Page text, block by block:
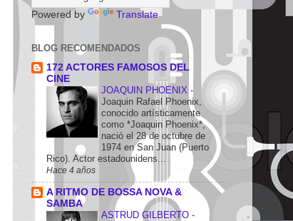
Powered by Translate
BLOG RECOMENDADOS
172 ACTORES FAMOSOS DEL
CINE
JOAQUIN PHOENIX -
Joaquin Rafael Phoenix,
conocido artísticamente
como *Joaquin Phoenix*,
nació el 28 de octubre de
1974 en San Juan (Puerto
Rico). Actor estadounidens...
Hace 4 años
A RITMO DE BOSSA NOVA &
SAMBA
ASTRUD GILBERTO -